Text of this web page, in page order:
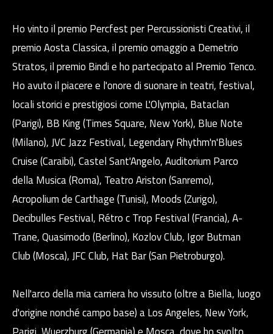
Ho vinto il premio Percfest per Percussionisti Creativi, il
premio Aosta Classica, il premio omaggio a Demetrio
Stratos, il premio Bindi e ho partecipato al Premio Tenco.
Ho avuto il piacere e l'onore di suonare in teatri, festival,
locali storici e prestigiosi come L'Olympia, Bataclan
(Parigi), BB King (Times Square, New York), Blue Note
(Milano), JVC Jazz Festival, Legendary Rhythm'n'Blues
Cruise (Caraibi), Castel Sant'Angelo, Auditorium Parco
della Musica (Roma), Teatro Ariston (Sanremo),
Acropolium de Carthage (Tunisi), Moods (Zurigo),
Decibulles Festival, Rétro c Trop Festival (Francia), A-
Trane, Quasimodo (Berlino), Kozlov Club, Igor Butman
Club (Mosca), JFC Club, Hat Bar (San Pietroburgo).
Nell'arco della mia carriera ho vissuto (oltre a Biella, luogo
d'origine nonché campo base) a Los Angeles, New York,